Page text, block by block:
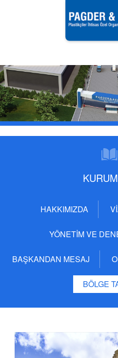
HAKKIMIZDA
YÖNETİM VE
BAŞKANDAN MESAJ
BÖLGE